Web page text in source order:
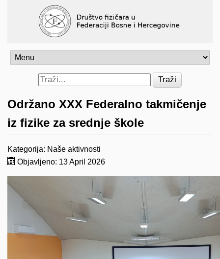
Traži
Održano XXX Federalno takmičenje
iz fizike za srednje škole
Kategorija: Naše aktivnosti
Objavljeno: 13 April 2026